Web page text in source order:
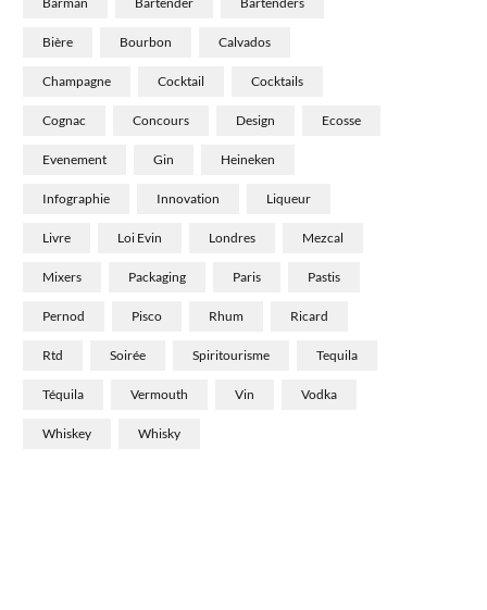
Bière Bourbon Calvados
Champagne Cocktail Cocktails
Cognac Concours Design Ecosse
Evenement Gin Heineken
Infographie Innovation Liqueur
Livre Loi Evin Londres Mezcal
Mixers Packaging Paris Pastis
Pernod Pisco Rhum Ricard
Rtd Soirée Spiritourisme Tequila
Téquila Vermouth Vin Vodka
Whiskey Whisky